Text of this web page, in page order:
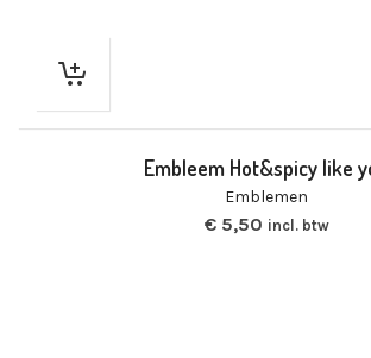
Embleem Hot&spicy like
Emblemen
€5,50 incl. btw